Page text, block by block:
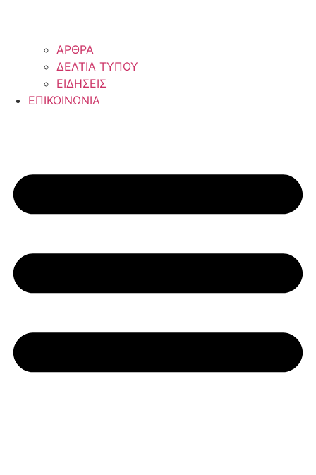
ΑΡΘΡΑ
ΔΕΛΤΙΑ ΤΥΠΟΥ
ΕΙΔΗΣΕΙΣ
ΕΠΙΚΟΙΝΩΝΙΑ